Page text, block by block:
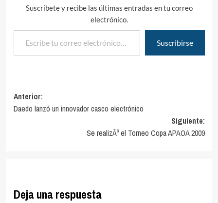
las medidas sanitarias,…
Suscríbete y recibe las últimas entradas en tu correo
electrónico.
Escribe tu correo electrónico…
Suscribirse
Navegación
de
Anterior:
Daedo lanzó un innovador casco electrónico
Siguiente:
Se realizÃ³ el Torneo Copa APAOA 2009
Deja una respuesta